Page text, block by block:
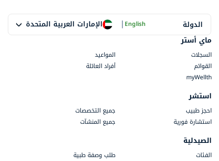
الدولة الإمارات العربية المتحدة |English
ماي أستر
السجلات
المواعيد
القوائم
أفراد العائلة
myWellth
استشر
احجز طبيب
جميع التخصصات
استشارة فورية
جميع المنشآت
الصيدلية
الفئات
طلب وصفة طبية